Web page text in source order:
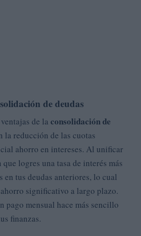
de deudas
de la consolidación de
la reducción de las cuotas
ahorro en intereses. Al unificar
que logres una tasa de interés más
en tus deudas anteriores, lo cual
significativo a largo plazo.
pago mensual hace más sencillo
finanzas.